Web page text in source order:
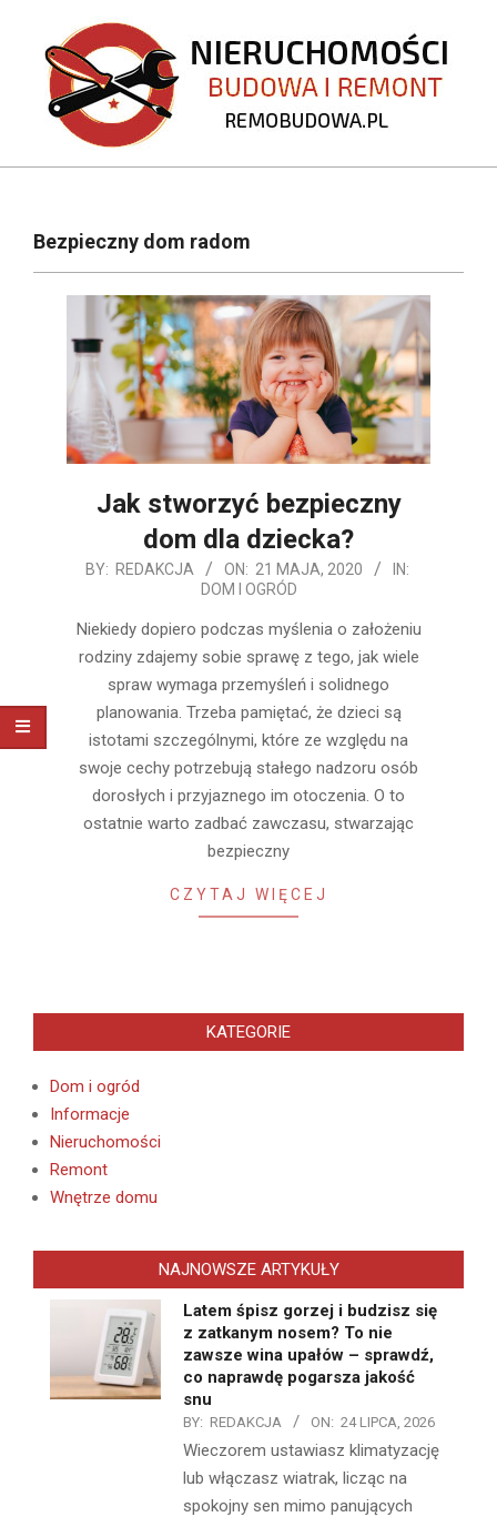
content
REMOBUDOWA.PL
NavigationBezpieczny dom radom
Jak stworzyć bezpieczny
dom dla dziecka?
2020-
21
BY: REDAKCJA ON: 21 MAJA, 2020
IN:
DOM I OGRÓD
Niekiedy dopiero podczas myślenia o założeniu
rodziny zdajemy sobie sprawę z tego, jak wiele
spraw wymaga przemyśleń i solidnego
planowania. Trzeba pamiętać, że dzieci są
istotami szczególnymi, które ze względu na
swoje cechy potrzebują stałego nadzoru osób
dorosłych i przyjaznego im otoczenia. O to
ostatnie warto zadbać zawczasu, stwarzając
bezpieczny
CZYTAJ WIĘCEJ
KATEGORIE
Dom i ogród
Informacje
Nieruchomości
Remont
Wnętrze domu
NAJNOWSZE ARTYKUŁY
Latem śpisz gorzej i budzisz się
z zatkanym nosem? To nie
zawsze wina upałów – sprawdź,
co naprawdę pogarsza jakość
snu
BY: REDAKCJA ON: 24 LIPCA, 2026
Wieczorem ustawiasz klimatyzację
lub włączasz wiatrak, licząc na
spokojny sen mimo panujących